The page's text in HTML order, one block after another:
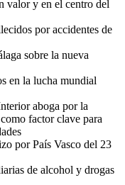
valor y en el centro del
por accidentes de
sobre la nueva
en la lucha mundial
aboga por la
factor clave para
por País Vasco del 23
de alcohol y drogas